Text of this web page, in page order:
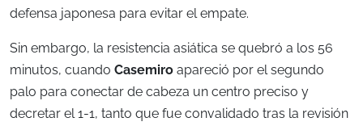
defensa japonesa para evitar el empate.
Sin embargo, la resistencia asiática se quebró a los 56
minutos, cuando Casemiro apareció por el segundo
palo para conectar de cabeza un centro preciso y
decretar el 1-1, tanto que fue convalidado tras la revisión